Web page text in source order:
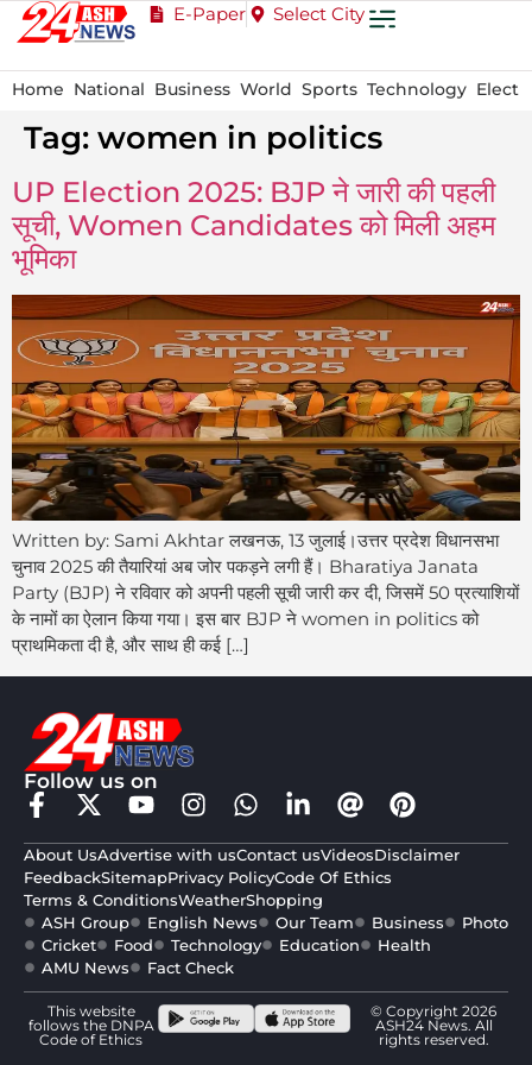
E-Paper Select City
Home National Business World Sports Technology
Tag: women in politics
UP Election 2025: BJP ने जारी की पहली
सूची, Women Candidates को मिली अहम
भूमिका
Written by: Sami Akhtar लखनऊ, 13 जुलाई।उत्तर प्रदेश विधानसभा
चुनाव 2025 की तैयारियां अब जोर पकड़ने लगी हैं। Bharatiya Janata
Party (BJP) ने रविवार को अपनी पहली सूची जारी कर दी, जिसमें 50 प्रत्याशियों
के नामों का ऐलान किया गया। इस बार BJP ने women in politics को
प्राथमिकता दी है, और साथ ही कई […]
Follow us on
About UsAdvertise with usContact usVideosDisclaimer
FeedbackSitemapPrivacy PolicyCode Of Ethics
Terms & ConditionsWeatherShopping
ASH Group
English News Our Team Business
Photo
Cricket
Food Technology Education
Health
AMU News
Fact Check
This website
follows the DNPA
Code of Ethics
© Copyright 2026
ASH24 News. All
rights reserved.